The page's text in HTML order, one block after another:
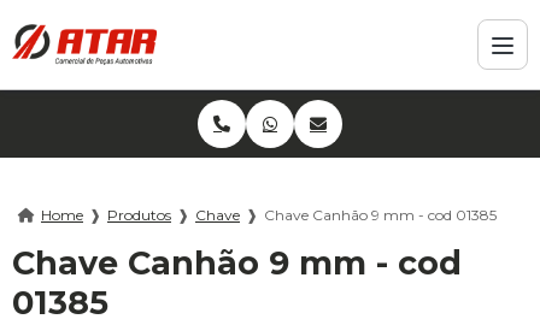
Home ❱ Produtos ❱ Chave ❱ Chave Canhão 9 mm - cod 01385
Chave Canhão 9 mm - cod
01385